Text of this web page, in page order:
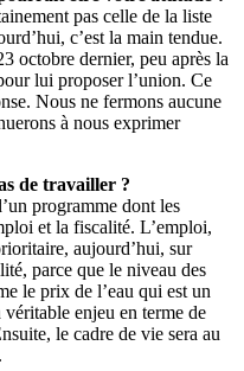
pas celle de la liste
c’est la main tendue.
octobre dernier, peu après la
lui proposer l’union. Ce
Nous ne fermons aucune
à nous exprimer
de travailler ?
programme dont les
et la fiscalité. L’emploi,
aujourd’hui, sur
parce que le niveau des
le prix de l’eau qui est un
enjeu en terme de
le cadre de vie sera au